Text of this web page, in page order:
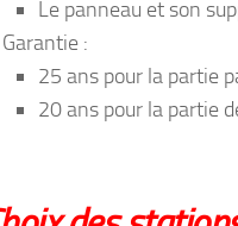
Le panneau et son
Garantie :
25 ans pour la partie
20 ans pour la partie